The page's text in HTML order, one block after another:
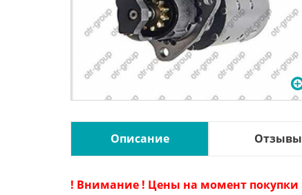
Описание Отзывы
! Внимание ! Цены на момент покупки